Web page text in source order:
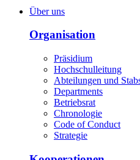
Über uns
Organisation
Präsidium
Hochschulleitung
Abteilungen und
Departments
Betriebsrat
Chronologie
Code of Conduct
Strategie